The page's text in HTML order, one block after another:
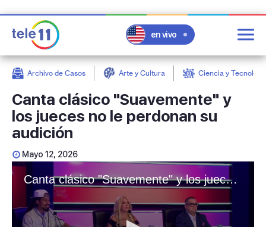
en vivo
Archivo de Casos Arte y Cultura Ciencia y
Canta clásico "Suavemente" y
los jueces no le perdonan su
audición
Mayo 12, 2026
Canta clásico "Suavemente" y los jueces no le perdonan su audición
post